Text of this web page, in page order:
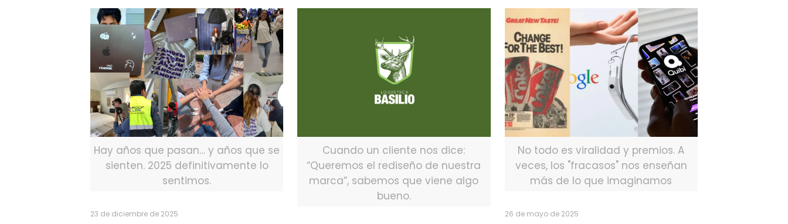
Hay años que pasan… y años que se
sienten. 2025 definitivamente lo
sentimos.
23 de diciembre de 2025
Cuando un cliente nos dice:
“Queremos el rediseño de nuestra
marca”, sabemos que viene algo
bueno.
No todo es viralidad y premios. A
veces, los "fracasos" nos enseñan
más de lo que imaginamos
26 de mayo de 2025